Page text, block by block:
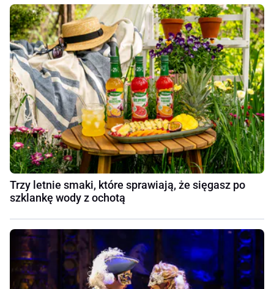
Trzy letnie smaki, które sprawiają, że sięgasz po
szklankę wody z ochotą